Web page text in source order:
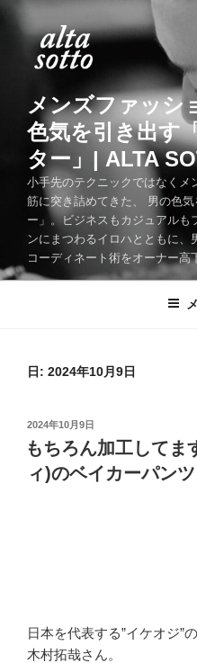
メンズファッシ
色気を引き出す
ター」| ALTA
小手先のテクニックではなくメ
筋に突き詰めてきた、 男の色
ー」。ビジネスもカジュアルも
ンにまつわるイロハとともに
コーディネート術をオーナー高
日: 2024年10月9日
投
稿
日:
2024年10月9日
もちろん加工して
ィ)のベイカーパンツ
日本を代表する”イケオジ”の
木村拓哉さん。